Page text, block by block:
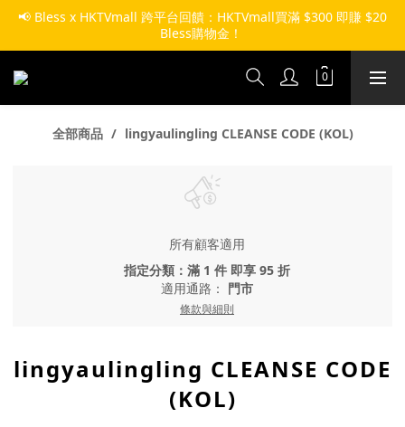
📢 Bless x HKTVmall 跨平台回饋：HKTVmall買滿 $300 即賺 $20
Bless購物金！
全部商品 lingyaulingling CLEANSE CODE (KOL)
所有顧客適用
指定分類：滿 1 件 即享 95 折
適用通路： 門市
條款與細則
lingyaulingling CLEANSE CODE
(KOL)